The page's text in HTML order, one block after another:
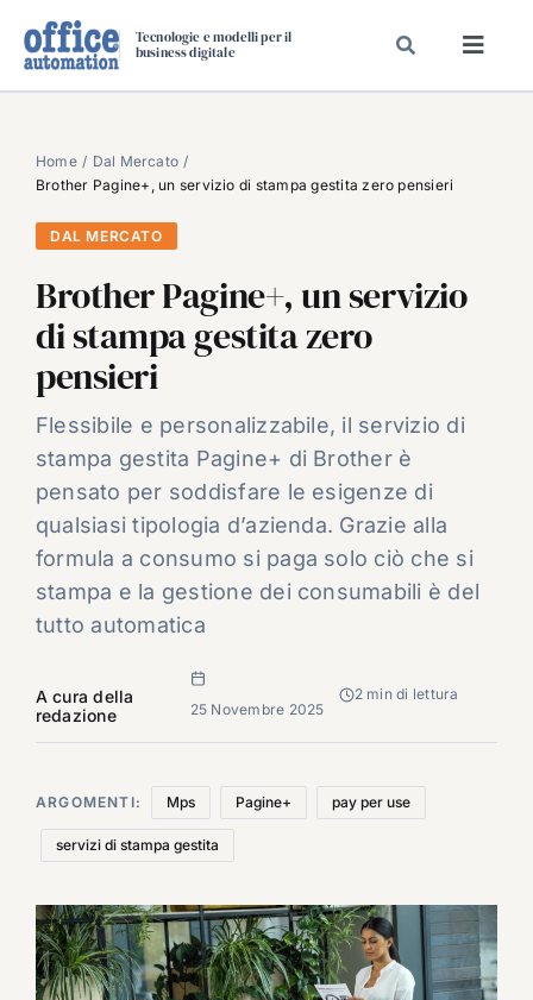
Tecnologie e modelli per il
business digitale
SPECIAL PAPER
TAVOLE ROTONDE DI REDAZIONE
DAL MERCATO
CARRIERE
VIDEO
EVENTI
CHI SIAMO
Home
Dal Mercato
Brother Pagine+, un servizio di stampa gestita zero pensieri
DAL MERCATO
Brother Pagine+, un servizio
di stampa gestita zero
pensieri
Flessibile e personalizzabile, il servizio di
stampa gestita Pagine+ di Brother è
pensato per soddisfare le esigenze di
qualsiasi tipologia d’azienda. Grazie alla
formula a consumo si paga solo ciò che si
stampa e la gestione dei consumabili è del
tutto automatica
A cura della
redazione
25 Novembre 2025
2 min di lettura
ARGOMENTI: Mps Pagine+ pay per use
servizi di stampa gestita